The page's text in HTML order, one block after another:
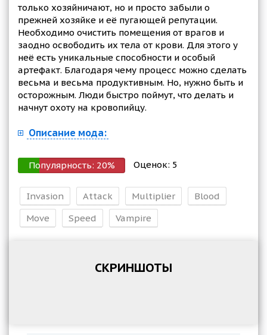
только хозяйничают, но и просто забыли о
прежней хозяйке и её пугающей репутации.
Необходимо очистить помещения от врагов и
заодно освободить их тела от крови. Для этого у
неё есть уникальные способности и особый
артефакт. Благодаря чему процесс можно сделать
весьма и весьма продуктивным. Но, нужно быть и
осторожным. Люди быстро поймут, что делать и
начнут охоту на кровопийцу.
Описание мода:
Популярность: 20% Оценок: 5
Invasion Attack Multiplier
Blood
Move
Speed Vampire
СКРИНШОТЫ